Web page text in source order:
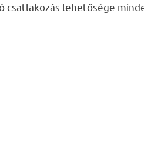
csatlakozás lehetősége